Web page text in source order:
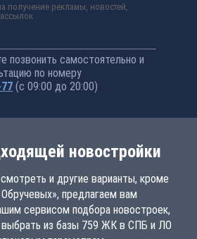
получение рекламы, новостей,
позвонить самостоятельно и
по номеру
(с 09:00 до 20:00)
новостройки
и другие варианты, кроме
предлагаем вам
сервисом подбора новостроек,
выбрать из базы 759 ЖК в СПБ и ЛО